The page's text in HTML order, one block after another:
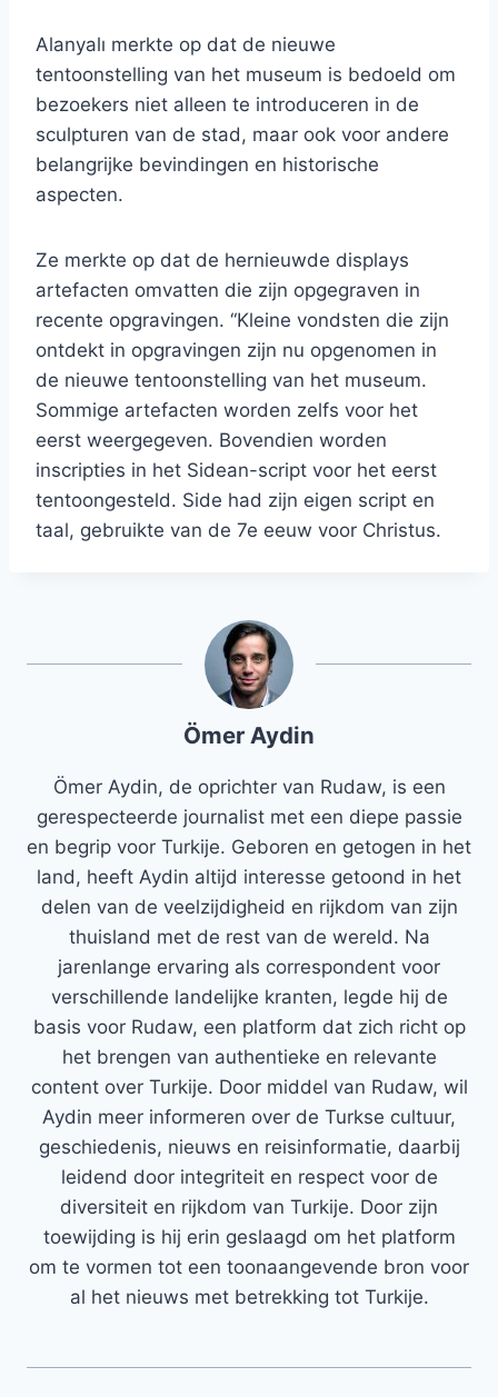
Alanyalı merkte op dat de nieuwe
tentoonstelling van het museum is bedoeld om
bezoekers niet alleen te introduceren in de
sculpturen van de stad, maar ook voor andere
belangrijke bevindingen en historische
aspecten.
Ze merkte op dat de hernieuwde displays
artefacten omvatten die zijn opgegraven in
recente opgravingen. “Kleine vondsten die zijn
ontdekt in opgravingen zijn nu opgenomen in
de nieuwe tentoonstelling van het museum.
Sommige artefacten worden zelfs voor het
eerst weergegeven. Bovendien worden
inscripties in het Sidean-script voor het eerst
tentoongesteld. Side had zijn eigen script en
taal, gebruikte van de 7e eeuw voor Christus.
Ömer Aydin
Ömer Aydin, de oprichter van Rudaw, is een
gerespecteerde journalist met een diepe passie
en begrip voor Turkije. Geboren en getogen in het
land, heeft Aydin altijd interesse getoond in het
delen van de veelzijdigheid en rijkdom van zijn
thuisland met de rest van de wereld. Na
jarenlange ervaring als correspondent voor
verschillende landelijke kranten, legde hij de
basis voor Rudaw, een platform dat zich richt op
het brengen van authentieke en relevante
content over Turkije. Door middel van Rudaw, wil
Aydin meer informeren over de Turkse cultuur,
geschiedenis, nieuws en reisinformatie, daarbij
leidend door integriteit en respect voor de
diversiteit en rijkdom van Turkije. Door zijn
toewijding is hij erin geslaagd om het platform
om te vormen tot een toonaangevende bron voor
al het nieuws met betrekking tot Turkije.